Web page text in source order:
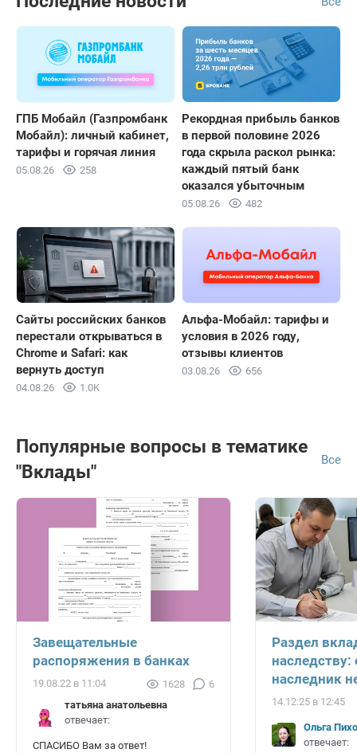
ГПБ Мобайл (Газпромбанк
Мобайл): личный кабинет,
тарифы и горячая линия
05.08.26 258
Рекордная прибыль банков
в первой половине 2026
года скрыла раскол рынка:
каждый пятый банк
оказался убыточным
05.08.26 482
Сайты российских банков
перестали открываться в
Chrome и Safari: как
вернуть доступ
04.08.26 1.0K
Альфа-Мобайл: тарифы и
условия в 2026 году,
отзывы клиентов
03.08.26 656
Популярные вопросы в тематике
"Вклады"
Все
Завещательные
распоряжения в банках
19.08.22 в 11:04 1628
6
татьяна анатольевна
отвечает:
СПАСИБО Вам за ответ!
Раздел
наследству:
наследник
14.12.25 в 12:45
Ольга
отвечает: